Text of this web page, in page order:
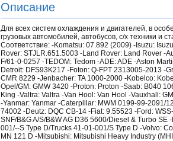
Описание
Для всех систем охлаждения и двигателей, в
грузовых автомобилей, автобусов, с/х техники и
Соответствие: -Komatsu: 07.892 (2009) -Isuzu:
Rover: STJLR.651.5003 -Land Rover: Land Rover -
F/61-0-0257 -TEDOM: Tedom -ADE: ADE -Aston
Detroit: DFS93K217 -Foton: Q-FPT 2313005-2013 -
CMR 8229 -Jenbacher: TA 1000-2000 -Kobelco:
Opel/GM: GMW 3420 -Proton: Proton -Saab: B040
King -Valtra: Valtra -Van Hool: Van Hool -Vauxhall:
-Yanmar: Yanmar -Caterpillar: MWM 0199-99-2091/
74002 -Deutz: DQC CB-14 -Fiat: 9.55523 -Ford:
SNF/B&G A/S/B&W AG D36 5600/Diesel & Turbo
001/--S Type D/Trucks 41-01-001/S Type D -Volvo:
MN 121 D -Mitsubishi: Mitsubishi Heavy Industry